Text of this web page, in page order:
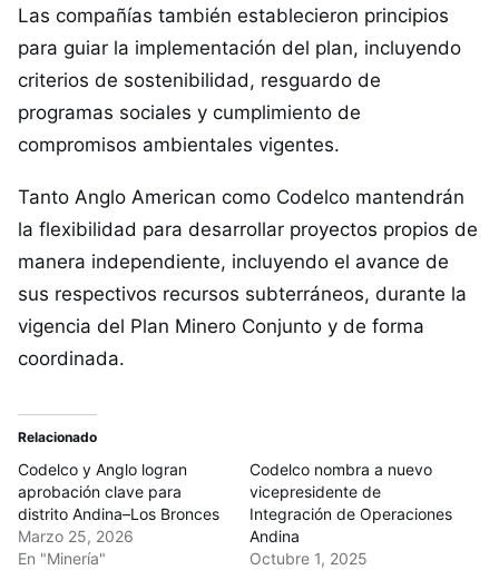
Las compañías también establecieron principios
para guiar la implementación del plan, incluyendo
criterios de sostenibilidad, resguardo de
programas sociales y cumplimiento de
compromisos ambientales vigentes.
Tanto Anglo American como Codelco mantendrán
la flexibilidad para desarrollar proyectos propios de
manera independiente, incluyendo el avance de
sus respectivos recursos subterráneos, durante la
vigencia del Plan Minero Conjunto y de forma
coordinada.
Relacionado
Codelco y Anglo logran
aprobación clave para
distrito Andina–Los Bronces
Marzo 25, 2026
En "Minería"
Codelco nombra a nuevo
vicepresidente de
Integración de Operaciones
Andina
Octubre 1, 2025